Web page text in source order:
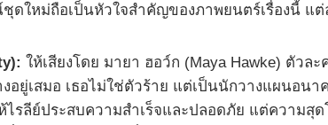
ดใหม่ถือเป็นหัวใจสำคัญของภาพยนตร์เรื่องนี้ แ
ให้เสียงโดย มายา ฮอว์ก (Maya Hawke) ตัว
อยู่เสมอ เธอไม่ใช่ตัวร้าย แต่เป็นนักวางแผนอน
ไรลีย์ประสบความสำเร็จและปลอดภัย แต่ความสุ